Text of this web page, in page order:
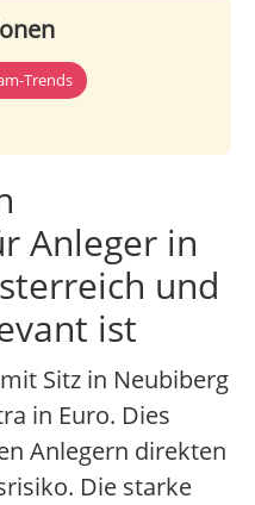
Trends
Anleger in
und
ist
Sitz in Neubiberg
in Euro. Dies
Anlegern direkten
Die starke